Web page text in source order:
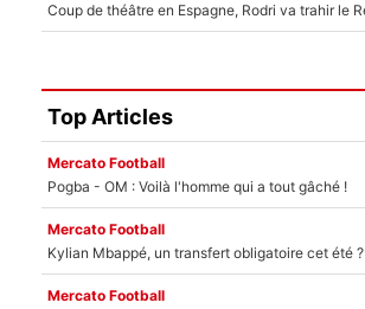
Top Articles
Mercato Football
Pogba - OM : Voilà l'homme qui a tout gâché !
Mercato Football
Kylian Mbappé, un transfert obligatoire cet été ?
Mercato Football